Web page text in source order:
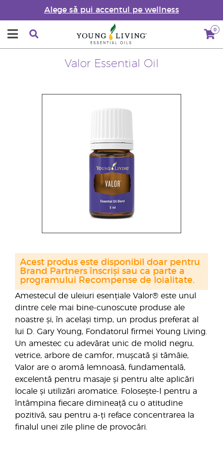
Alege să pui accentul pe wellness
0
Valor Essential Oil
Amestecul de uleiuri esențiale Valor® este unul
dintre cele mai bine-cunoscute produse ale
noastre și, în același timp, un produs preferat al
lui D. Gary Young, Fondatorul firmei Young Living.
Un amestec cu adevărat unic de molid negru,
vetrice, arbore de camfor, mușcată și tămâie,
Valor are o aromă lemnoasă, fundamentală,
excelentă pentru masaje și pentru alte aplicări
locale și utilizări aromatice. Folosește-l pentru a
întâmpina fiecare dimineață cu o atitudine
pozitivă, sau pentru a-ți reface concentrarea la
finalul unei zile pline de provocări.
Acest produs este disponibil doar pentru
Brand Partners înscriși sau ca parte a
programului Recompense de loialitate.